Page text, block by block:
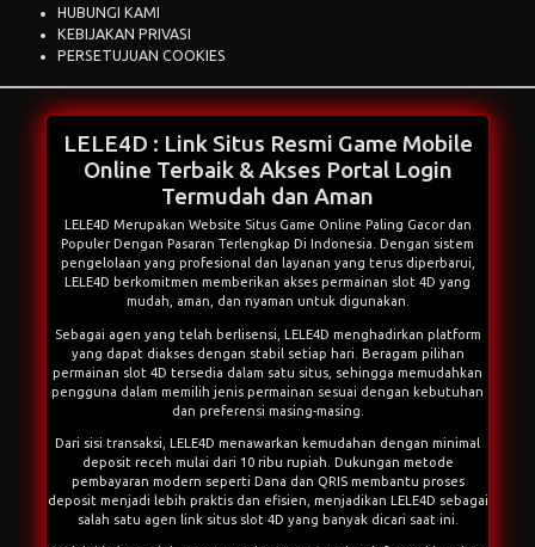
HUBUNGI KAMI
KEBIJAKAN PRIVASI
PERSETUJUAN COOKIES
LELE4D : Link Situs Resmi Game Mobile
Online Terbaik & Akses Portal Login
Termudah dan Aman
LELE4D Merupakan Website Situs Game Online Paling Gacor dan
Populer Dengan Pasaran Terlengkap Di Indonesia. Dengan sistem
pengelolaan yang profesional dan layanan yang terus diperbarui,
LELE4D berkomitmen memberikan akses permainan slot 4D yang
mudah, aman, dan nyaman untuk digunakan.
Sebagai agen yang telah berlisensi, LELE4D menghadirkan platform
yang dapat diakses dengan stabil setiap hari. Beragam pilihan
permainan slot 4D tersedia dalam satu situs, sehingga memudahkan
pengguna dalam memilih jenis permainan sesuai dengan kebutuhan
dan preferensi masing-masing.
Dari sisi transaksi, LELE4D menawarkan kemudahan dengan minimal
deposit receh mulai dari 10 ribu rupiah. Dukungan metode
pembayaran modern seperti Dana dan QRIS membantu proses
deposit menjadi lebih praktis dan efisien, menjadikan LELE4D sebagai
salah satu agen link situs slot 4D yang banyak dicari saat ini.